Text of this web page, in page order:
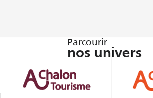
Parcourir
nos univers